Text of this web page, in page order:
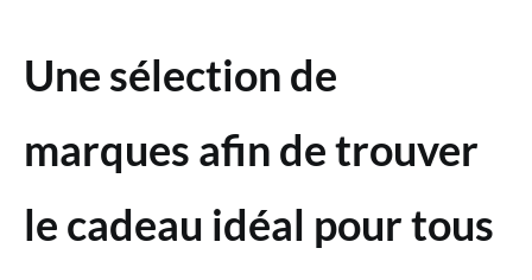
Une sélection de
marques afin de trouver
le cadeau idéal pour tous